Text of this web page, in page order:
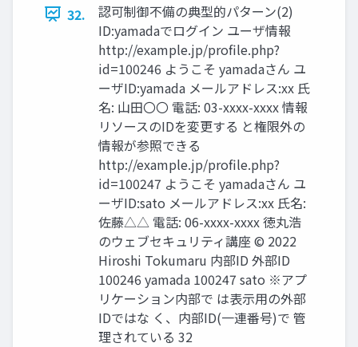
32.
認可制御不備の典型的パターン(2)
ID:yamadaでログイン ユーザ情報
http://example.jp/profile.php?
id=100246 ようこそ yamadaさん ユ
ーザID:yamada メールアドレス:xx 氏
名: 山田〇〇 電話: 03-xxxx-xxxx 情報
リソースのIDを変更する と権限外の
情報が参照できる
http://example.jp/profile.php?
id=100247 ようこそ yamadaさん ユ
ーザID:sato メールアドレス:xx 氏名:
佐藤△△ 電話: 06-xxxx-xxxx 徳丸浩
のウェブセキュリティ講座 © 2022
Hiroshi Tokumaru 内部ID 外部ID
100246 yamada 100247 sato ※アプ
リケーション内部で は表示用の外部
IDではな く、内部ID(一連番号)で 管
理されている 32